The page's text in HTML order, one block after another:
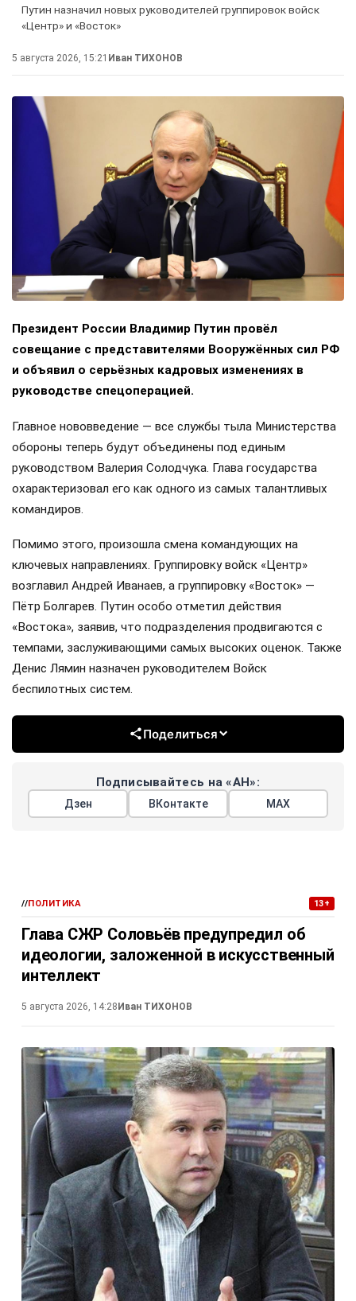
Путин назначил новых руководителей группировок войск
«Центр» и «Восток»
5 августа 2026, 15:21 Иван ТИХОНОВ
Президент России Владимир Путин провёл
совещание с представителями Вооружённых сил РФ
и объявил о серьёзных кадровых изменениях в
руководстве спецоперацией.
Главное нововведение — все службы тыла Министерства
обороны теперь будут объединены под единым
руководством Валерия Солодчука. Глава государства
охарактеризовал его как одного из самых талантливых
командиров.
Помимо этого, произошла смена командующих на
ключевых направлениях. Группировку войск «Центр»
возглавил Андрей Иванаев, а группировку «Восток» —
Пётр Болгарев. Путин особо отметил действия
«Востока», заявив, что подразделения продвигаются с
темпами, заслуживающими самых высоких оценок. Также
Денис Лямин назначен руководителем Войск
беспилотных систем.
Поделиться
Подписывайтесь на «АН»:
Дзен ВКонтакте МАХ
//ПОЛИТИКА 13+
Глава СЖР Соловьёв предупредил об
идеологии, заложенной в искусственный
интеллект
5 августа 2026, 14:28Иван ТИХОНОВ